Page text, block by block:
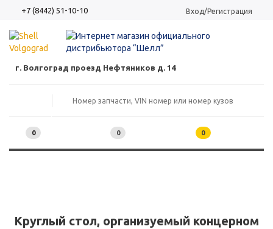
+7 (8442) 51-10-10 Вход/Регистрация
г. Волгоград проезд Нефтяников д. 14
0 0 0
Круглый стол, организуемый концерном